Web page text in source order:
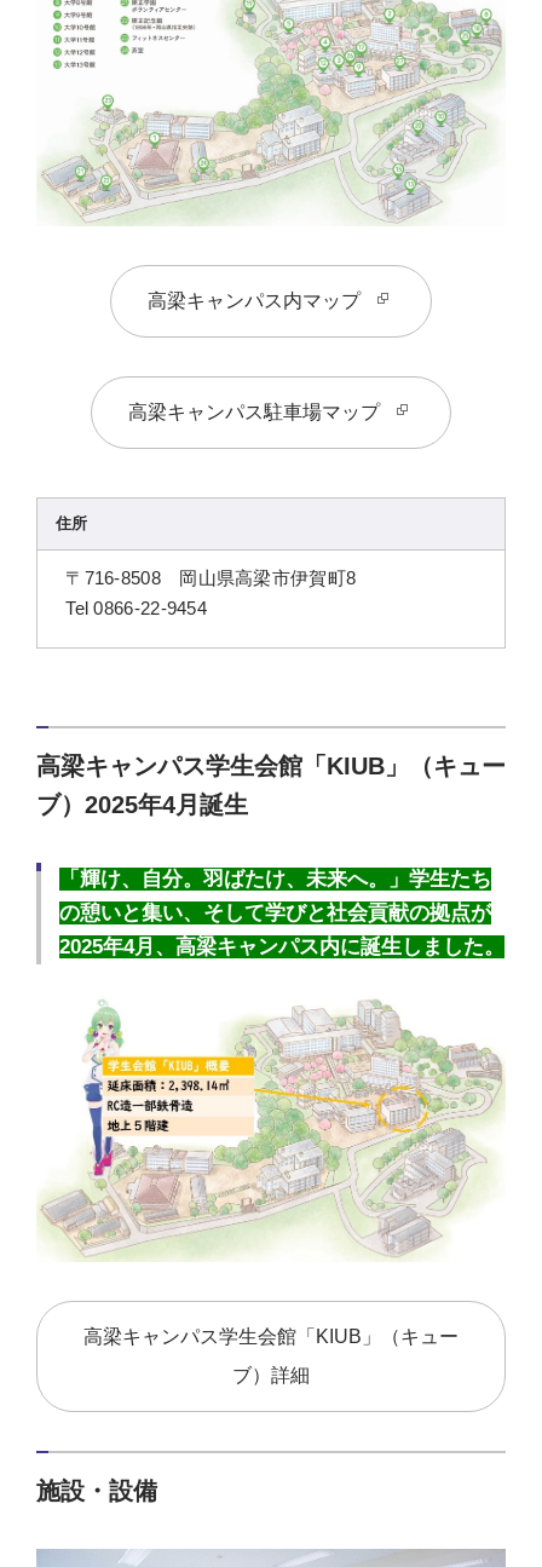
高梁キャンパス内マップ
高梁キャンパス駐車場マップ
住所
〒716-8508 岡山県高梁市伊賀町8
Tel 0866-22-9454
高梁キャンパス学生会館「KIUB」（キュー
ブ）2025年4月誕生
「輝け、自分。羽ばたけ、未来へ。」学生たち
の憩いと集い、そして学びと社会貢献の拠点が
2025年4月、高梁キャンパス内に誕生しました。
高梁キャンパス学生会館「KIUB」（キュー
ブ）詳細
施設・設備